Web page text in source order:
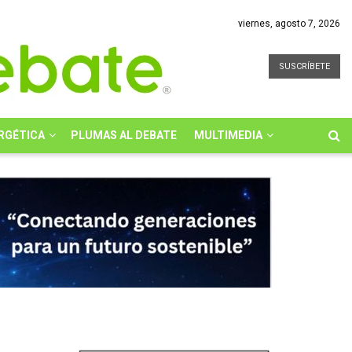
viernes, agosto 7, 2026
SUSCRÍBETE
PLUMAS AL DEBATE MULTIMEDIA